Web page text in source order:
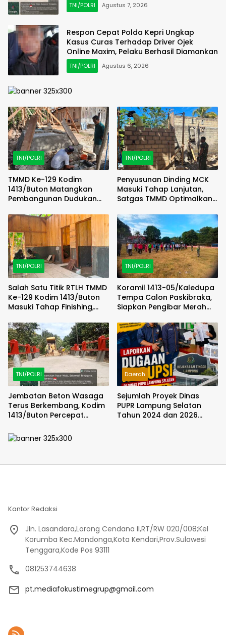
TNI/POLRI Agustus 7, 2026
Respon Cepat Polda Kepri Ungkap
Kasus Curas Terhadap Driver Ojek
Online Maxim, Pelaku Berhasil Diamankan
TNI/POLRI Agustus 6, 2026
TNI/POLRI
TMMD Ke-129 Kodim
1413/Buton Matangkan
Pembangunan Dudukan
Kualitas Air Bersih
TNI/POLRI
Penyusunan Dinding MCK
Masuki Tahap Lanjutan,
Satgas TMMD Optimalkan
TNI/POLRI
Salah Satu Titik RTLH TMMD
Ke-129 Kodim 1413/Buton
Masuki Tahap Finishing,
Nyata
TNI/POLRI
Koramil 1413-05/Kaledupa
Tempa Calon Paskibraka,
Siapkan Pengibar Merah
Disiplin
TNI/POLRI
Jembatan Beton Wasaga
Terus Berkembang, Kodim
1413/Buton Percepat
Daerah
Sejumlah Proyek Dinas
PUPR Lampung Selatan
Tahun 2024 dan 2026
Kantor Redaksi
Jln. Lasandara,Lorong Cendana II,RT/RW 020/008;Kel
Korumba Kec.Mandonga,Kota Kendari,Prov.Sulawesi
Tenggara,Kode Pos 93111
081253744638
pt.mediafokustimegrup@gmail.com